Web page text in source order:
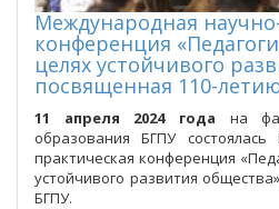
Международная
конференция
целях устойчивого
посвященная 110-
11 апреля 2024 года на
образования БГПУ
практическая конференция
устойчивого развития
БГПУ.